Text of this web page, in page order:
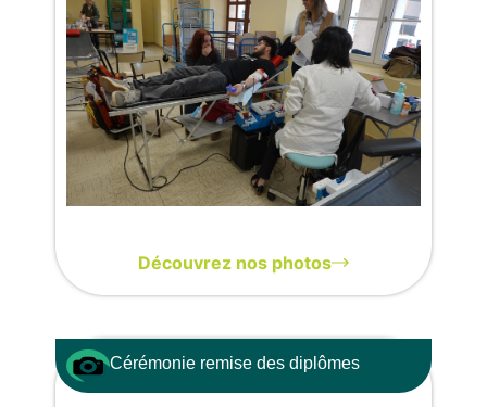
Découvrez nos photos
Cérémonie remise des diplômes